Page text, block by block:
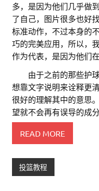
多，是因为他们几乎做
了自己，图片很多也好
标准动作，不过本身的
巧的完美应用，所以，
作为代表，是因为他们
由于之前的那些护
想靠文字说明来诠释更
很好的理解其中的意思
望就不会再有误导的成分
READ MORE
投篮教程